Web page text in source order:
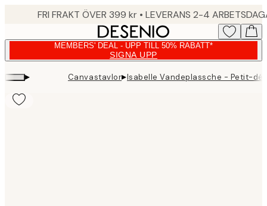
FRI FRAKT ÖVER 399 kr • LEVERANS 2-4
MEMBERS' DEAL - UPP TILL 50% RABATT*
SIGNA UPP
▸ Canvastavlor▸Isabelle Vandeplassche - Petit-